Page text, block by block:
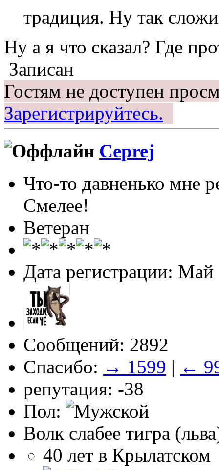
традиция. Ну так
Ну а я что сказал? Где
Записан
Гостям не доступен
Зарегистрируйтесь.
Ceprej
Что-то давненько мне
Смелее!
Ветеран
Дата регистрации: Май
Сообщений: 2892
Спасибо: → 1599 | ←
репутация: -38
Пол:
Волк слабее тигра
40 лет в Крылатском